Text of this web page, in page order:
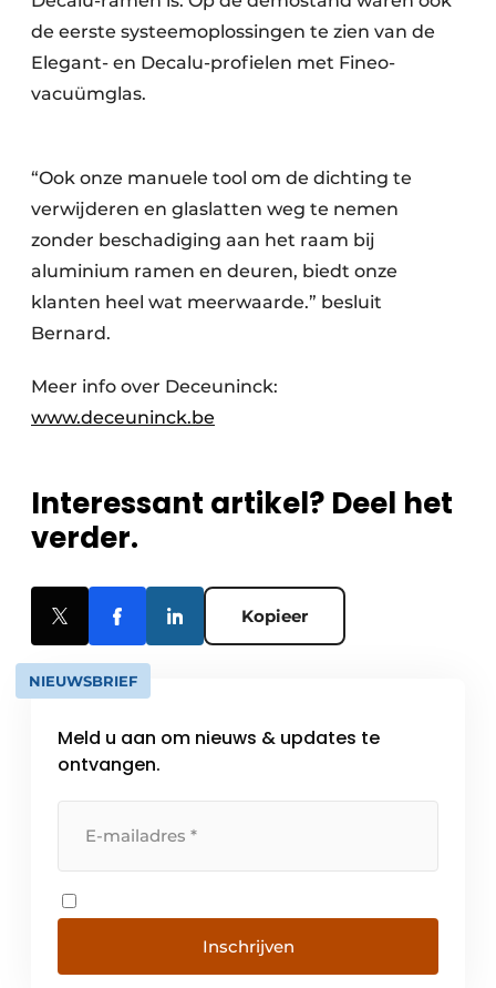
de eerste systeemoplossingen te zien van de
Elegant- en Decalu-profielen met Fineo-
vacuümglas.
“Ook onze manuele tool om de dichting te
verwijderen en glaslatten weg te nemen
zonder beschadiging aan het raam bij
aluminium ramen en deuren, biedt onze
klanten heel wat meerwaarde.” besluit
Bernard.
Meer info over Deceuninck:
www.deceuninck.be
Interessant artikel? Deel het
verder.
Kopieer
NIEUWSBRIEF
Meld u aan om nieuws & updates te
ontvangen.
Inschrijven